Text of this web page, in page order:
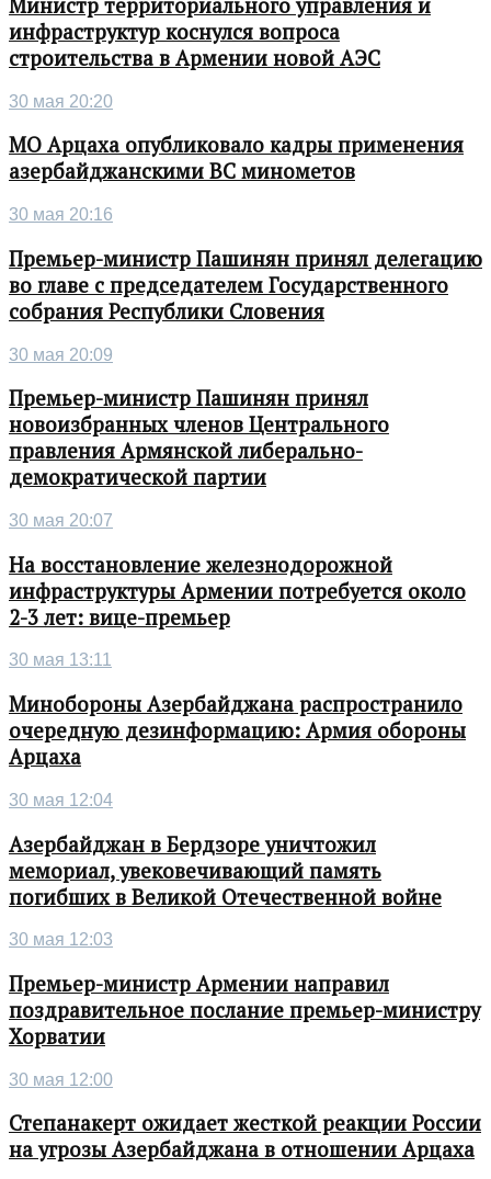
Министр территориального управления и
инфраструктур коснулся вопроса
строительства в Армении новой АЭС
30 мая 20:20
МО Арцаха опубликовало кадры применения
азербайджанскими ВС минометов
30 мая 20:16
Премьер-министр Пашинян принял делегацию
во главе с председателем Государственного
собрания Республики Словения
30 мая 20:09
Премьер-министр Пашинян принял
новоизбранных членов Центрального
правления Армянской либерально-
демократической партии
30 мая 20:07
На восстановление железнодорожной
инфраструктуры Армении потребуется около
2-3 лет: вице-премьер
30 мая 13:11
Минобороны Азербайджана распространило
очередную дезинформацию: Армия обороны
Арцаха
30 мая 12:04
Азербайджан в Бердзоре уничтожил
мемориал, увековечивающий память
погибших в Великой Отечественной войне
30 мая 12:03
Премьер-министр Армении направил
поздравительное послание премьер-министру
Хорватии
30 мая 12:00
Степанакерт ожидает жесткой реакции России
на угрозы Азербайджана в отношении Арцаха